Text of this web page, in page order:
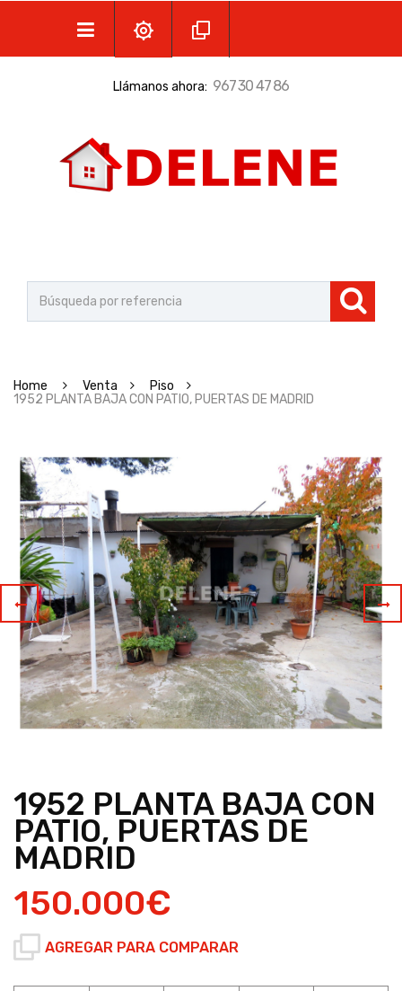
Llámanos ahora: 967 30 47 86
Home Venta
Piso
1952 PLANTA BAJA CON PATIO, PUERTAS DE MADRID
1952 PLANTA BAJA CON
PATIO, PUERTAS DE
MADRID
150.000€
AGREGAR PARA COMPARAR